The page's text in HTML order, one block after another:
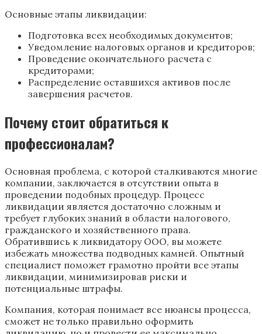
Основные этапы ликвидации:
Подготовка всех необходимых документов;
Уведомление налоговых органов и кредиторов;
Проведение окончательного расчета с
кредиторами;
Распределение оставшихся активов после
завершения расчетов.
Почему стоит обратиться к
профессионалам?
Основная проблема, с которой сталкиваются многие
компании, заключается в отсутствии опыта в
проведении подобных процедур. Процесс
ликвидации является достаточно сложным и
требует глубоких знаний в области налогового,
гражданского и хозяйственного права.
Обратившись к ликвидатору ООО, вы можете
избежать множества подводных камней. Опытный
специалист поможет грамотно пройти все этапы
ликвидации, минимизировав риски и
потенциальные штрафы.
Компания, которая понимает все нюансы процесса,
сможет не только правильно оформить